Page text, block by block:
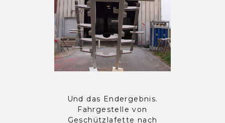
Und das Endergebnis.
Fahrgestelle von
Geschützlafette nach